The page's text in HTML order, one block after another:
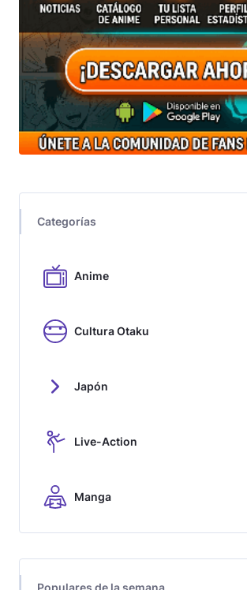
Categorías
Anime
Cultura Otaku
Japón
Live-Action
Manga
Populares de la semana